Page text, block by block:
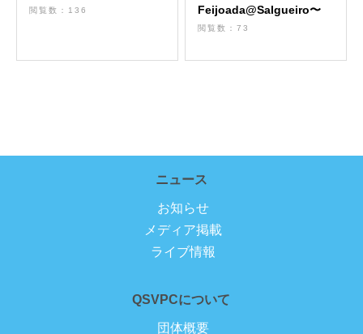
閲覧数：136
Feijoada@Salgueiro〜
閲覧数：73
ニュース
お知らせ
メディア掲載
ライブ情報
QSVPCについて
団体概要